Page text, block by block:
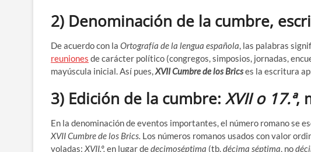
2) Denominación de la cumbre,
De acuerdo con la Ortografía de la lengua española, las palabras
reuniones de carácter político (congregos, simposios, jornadas,
mayúscula inicial. Así pues,XVII Cumbre de los Bricses la escritura
3) Edición de la cumbre:XVII o 17.ª,
En la denominación de eventos importantes, el número romano se
XVII Cumbre de los Brics. Los números romanos usados con valor
voladas: XVII.º, en lugar dedecimoséptima (tb.décima séptima, no